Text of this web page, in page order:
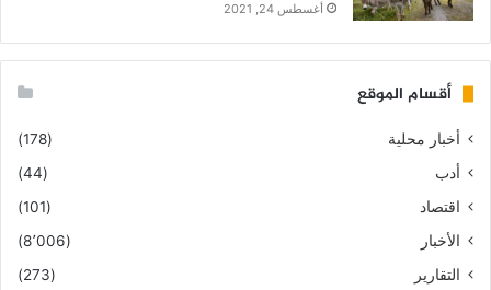
أغسطس 24, 2021
أقسام الموقع
أخبار محلية
(178)
أدب
(44)
اقتصاد
(101)
الأخبار
(8٬006)
التقارير
(273)